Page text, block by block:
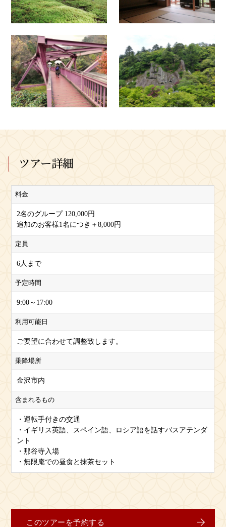
ツアー詳細
料金
2名のグループ 120,000円
追加のお客様1名につき＋8,000円
定員
6人まで
予定時間
9:00～17:00
利用可能日
ご要望に合わせて調整致します。
乗降場所
金沢市内
含まれるもの
・運転手付きの交通
・イギリス英語、スペイン語、ロシア語を話すバスアテンダ
ント
・那谷寺入場
・無限庵での昼食と抹茶セット
このツアーを予約する